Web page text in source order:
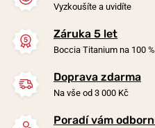
Vyzkoušíte a uvidíte
Záruka 5 let
Boccia Titanium na 100
Doprava zdarma
Na vše od 3 000 Kč
Poradí vám